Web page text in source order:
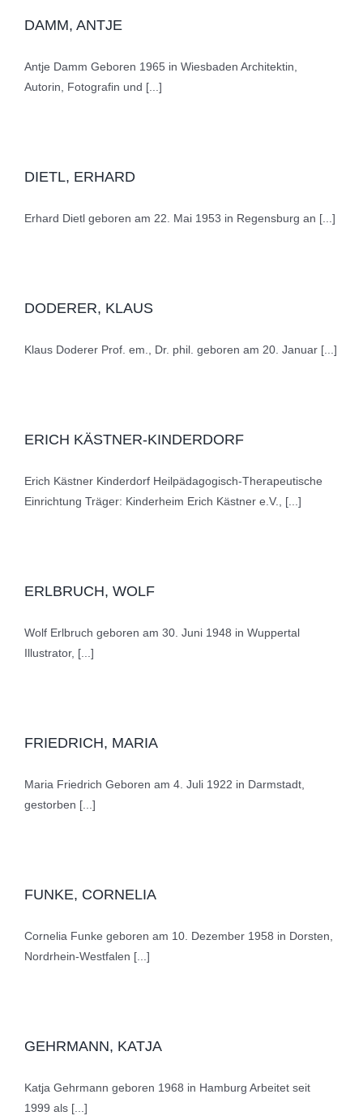
DAMM, ANTJE
Antje Damm Geboren 1965 in Wiesbaden Architektin,
Autorin, Fotografin und [...]
DIETL, ERHARD
Erhard Dietl geboren am 22. Mai 1953 in Regensburg an [...]
DODERER, KLAUS
Klaus Doderer Prof. em., Dr. phil. geboren am 20. Januar [...]
ERICH KÄSTNER-KINDERDORF
Erich Kästner Kinderdorf Heilpädagogisch-Therapeutische
Einrichtung Träger: Kinderheim Erich Kästner e.V., [...]
ERLBRUCH, WOLF
Wolf Erlbruch geboren am 30. Juni 1948 in Wuppertal
Illustrator, [...]
FRIEDRICH, MARIA
Maria Friedrich Geboren am 4. Juli 1922 in Darmstadt,
gestorben [...]
FUNKE, CORNELIA
Cornelia Funke geboren am 10. Dezember 1958 in Dorsten,
Nordrhein-Westfalen [...]
GEHRMANN, KATJA
Katja Gehrmann geboren 1968 in Hamburg Arbeitet seit
1999 als [...]